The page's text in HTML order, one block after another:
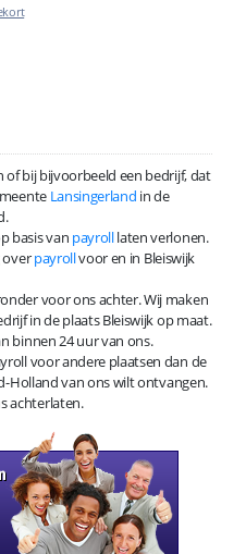
of bij bijvoorbeeld een bedrijf, dat
Lansingerland in de
basis van payrolllaten verlonen.
overpayrollvoor en in Bleiswijk
voor ons achter. Wij maken
in de plaats Bleiswijk op maat.
binnen 24 uur van ons.
voor andere plaatsen dan de
Holland van ons wilt ontvangen.
achterlaten.